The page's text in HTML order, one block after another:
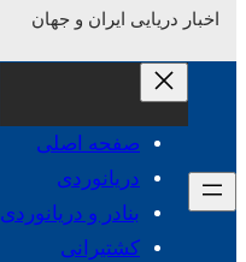
اخبار دریایی ایران و جهان
صفحه اصلی
دریانوردی
بنادر و دریانوردی
کشتیرانی